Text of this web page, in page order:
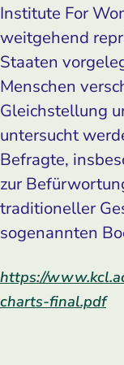
Institute For
weitgehend
Staaten
Menschen
Gleichstellung
untersucht
Befragte,
zur
traditioneller
sogenannten
https://
charts-final.pdf